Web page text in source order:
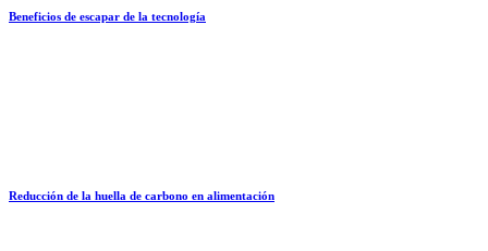
Beneficios de escapar de la tecnología
Reducción de la huella de carbono en alimentación